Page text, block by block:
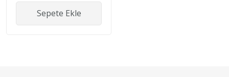
Sepete Ekle